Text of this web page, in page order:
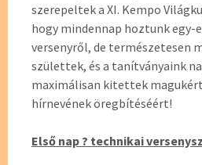
szerepeltek a XI. Kempo
hogy mindennap hoztunk egy-
versenyről, de természetesen
születtek, és a tanítványaink
maximálisan kitettek magukért
hírnevének öregbítéséért!
Első nap ? technikai